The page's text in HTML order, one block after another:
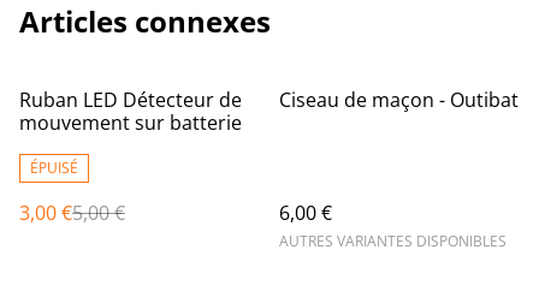
Articles connexes
%
Ruban LED Détecteur de
mouvement sur batterie
ÉPUISÉ
3,00 €5,00 €
Ciseau de maçon - Outibat
6,00 €
AUTRES VARIANTES DISPONIBLES